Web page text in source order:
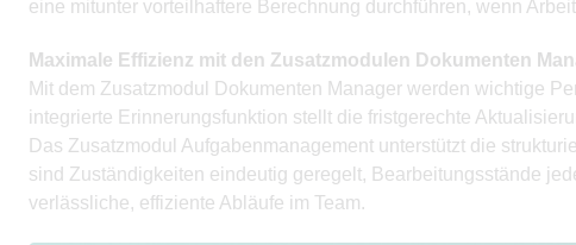
eine mitunter vorteilhaftere Berechnung durchführen, wenn
Maximale Effizienz mit den Zusatzmodulen Dokumenten
Mit dem Zusatzmodul Dokumenten Manager werden wichtige
integrierte Erinnerungsfunktion stellt die fristgerechte
Das Zusatzmodul Aufgabenmanagement unterstützt die
sind Zuständigkeiten eindeutig geregelt, Bearbeitungsstände
verlässliche, effiziente Abläufe im Team.